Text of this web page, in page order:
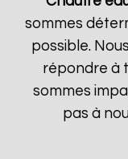
sommes
possible.
répondre à
sommes
pas à